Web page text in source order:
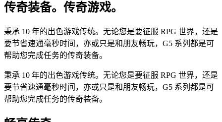
传奇装备。传奇游戏。
秉承 10 年的出色游戏传统。无论您是要征服 RPG 世界，还是
要节省速通毫秒时间，亦或只是和朋友畅玩，G5 系列都是可
帮助您完成任务的传奇装备。
秉承 10 年的出色游戏传统。无论您是要征服 RPG 世界，还是
要节省速通毫秒时间，亦或只是和朋友畅玩，G5 系列都是可
帮助您完成任务的传奇装备。